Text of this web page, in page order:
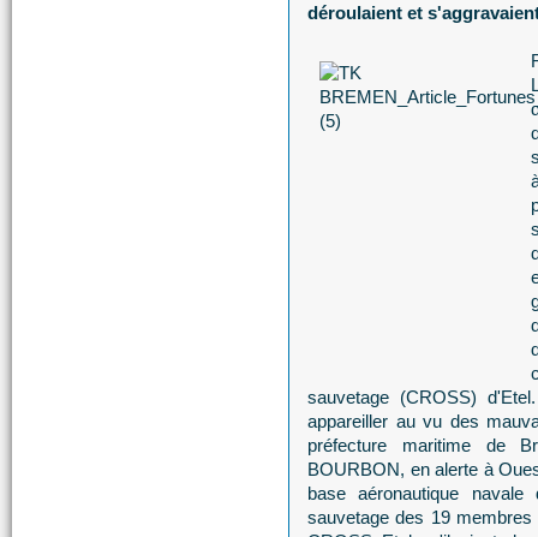
déroulaient et
sauvetage (CROSS)
appareiller au vu des
préfecture maritime de
BOURBON, en alerte à
base aéronautique
sauvetage des 19